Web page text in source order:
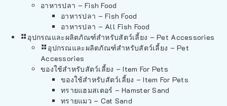
อาหารปลา – Fish Food
อาหารปลา – Fish Food
อาหารปลา – All Fish Food
อุปกรณและผลิตภัณฑ์สำหรับสัตว์เลี้ยง – Pet Accessories
อุปกรณและผลิตภัณฑ์สำหรับสัตว์เลี้ยง – Pet
Accessories
ของใช้สำหรับสัตว์เลี้ยง – Item For Pets
ของใช้สำหรับสัตว์เลี้ยง – Item For Pets
ทรายแฮมสเตอร์ – Hamster Sand
ทรายแมว – Cat Sand